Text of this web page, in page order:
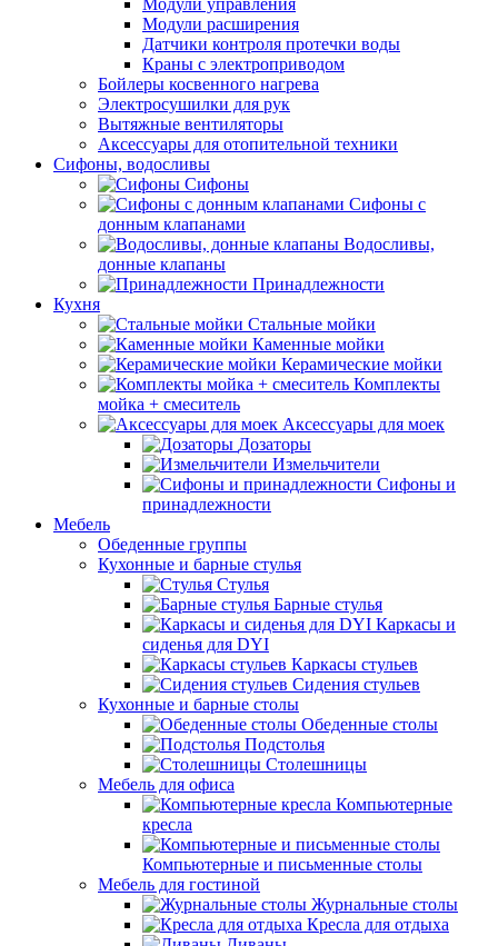
Модули управления
Модули расширения
Датчики контроля протечки воды
Краны с электроприводом
Бойлеры косвенного нагрева
Электросушилки для рук
Вытяжные вентиляторы
Аксессуары для отопительной техники
Сифоны, водосливы
Сифоны
Сифоны с
донным клапанами
Водосливы,
донные клапаны
Принадлежности
Кухня
Стальные мойки
Каменные мойки
Керамические мойки
Комплекты
мойка + смеситель
Аксессуары для моек
Дозаторы
Измельчители
Сифоны и
принадлежности
Мебель
Обеденные группы
Кухонные и барные стулья
Стулья
Барные стулья
Каркасы и
сиденья для DYI
Каркасы стульев
Сидения стульев
Кухонные и барные столы
Обеденные столы
Подстолья
Столешницы
Мебель для офиса
Компьютерные
кресла
Компьютерные и письменные столы
Мебель для гостиной
Журнальные столы
Кресла для отдыха